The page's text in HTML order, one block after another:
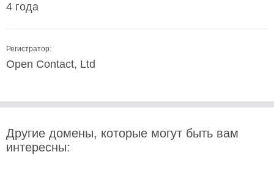
4 года
Регистратор:
Open Contact, Ltd
Другие домены, которые могут быть вам
интересны: